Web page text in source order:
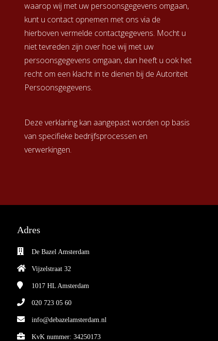
waarop wij met uw persoonsgegevens omgaan,
kunt u contact opnemen met ons via de
hierboven vermelde contactgegevens. Mocht u
niet tevreden zijn over hoe wij met uw
persoonsgegevens omgaan, dan heeft u ook het
recht om een klacht in te dienen bij de Autoriteit
Persoonsgegevens.
Deze verklaring kan aangepast worden op basis
van specifieke bedrijfsprocessen en
verwerkingen.
Adres
De Bazel Amsterdam
Vijzelstraat 32
1017 HL Amsterdam
020 723 05 60
info@debazelamsterdam.nl
KvK nummer: 34250173